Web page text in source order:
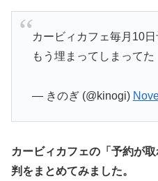
カービィカフェ毎月10
もう埋まってしまってた
— きのぎ (@kinogi)
カービィカフェの「予約が
判をまとめてみました。